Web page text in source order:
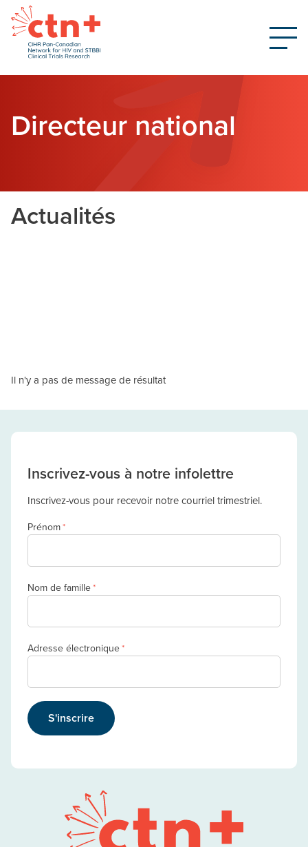
Directeur national
Actualités
Il n'y a pas de message de résultat
Inscrivez-vous à notre infolettre
Inscrivez-vous pour recevoir notre courriel trimestriel.
Prénom*
Nom de famille*
Adresse électronique*
S'inscrire